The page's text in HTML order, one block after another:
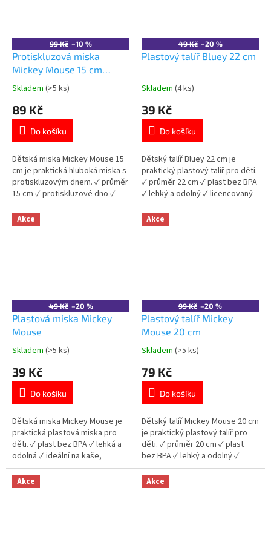
99 Kč –10 %
Protiskluzová miska
Mickey Mouse 15 cm
plastová
Průměrné
produktu
5,0
5
hvězdiček.
Skladem (>5 ks)
89 Kč
Do košíku
Dětská miska Mickey Mouse 15
cm je praktická hluboká miska s
protiskluzovým dnem. ✓ průměr
15 cm ✓ protiskluzové dno ✓
plast bez BPA ✓ licencovaný
motiv Mickey Mouse 👉 Více
produktů Mickey Mouse
49 Kč –20 %
Plastový talíř Bluey 22 cm
Průměrné
produktu
5,0
5
hvězdiček.
Skladem (4 ks)
39 Kč
Do košíku
Dětský talíř Bluey 22 cm je
praktický plastový talíř pro děti.
✓ průměr 22 cm ✓ plast bez BPA
✓ lehký a odolný ✓ licencovaný
motiv Bluey 👉 Více produktů
STOLOVÁNÍ
Akce
49 Kč –20 %
Plastová miska Mickey
Mouse
Průměrné
produktu
5,0
5
hvězdiček.
Skladem (>5 ks)
39 Kč
Do košíku
Dětská miska Mickey Mouse je
praktická plastová miska pro
děti. ✓ plast bez BPA ✓ lehká a
odolná ✓ ideální na kaše,
cereálie i polévky ✓ licencovaný
motiv Mickey Mouse 👉 Více
produktů Mickey Mouse
Akce
99 Kč –20 %
Plastový talíř Mickey
Mouse 20 cm
Průměrné
produktu
5,0
5
hvězdiček.
Skladem (>5 ks)
79 Kč
Do košíku
Dětský talíř Mickey Mouse 20 cm
je praktický plastový talíř pro
děti. ✓ průměr 20 cm ✓ plast
bez BPA ✓ lehký a odolný ✓
licencovaný motiv Mickey
Mouse 👉 Více produktů Mickey
Mouse
Akce Akce